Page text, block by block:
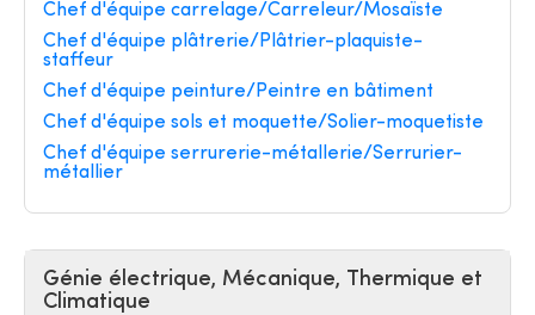
Chef d'équipe carrelage/Carreleur/Mosaïste
Chef d'équipe plâtrerie/Plâtrier-plaquiste-
staffeur
Chef d'équipe peinture/Peintre en bâtiment
Chef d'équipe sols et moquette/Solier-moquetiste
Chef d'équipe serrurerie-métallerie/Serrurier-
métallier
Génie électrique, Mécanique, Thermique et
Climatique